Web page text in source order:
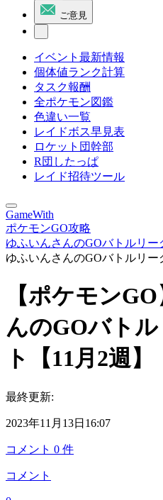
ご意見
イベント最新情報
個体値ランク計算
タスク報酬
全ポケモン図鑑
色違い一覧
レイドボス早見表
ロケット団幹部
R団したっぱ
レイド招待ツール
GameWith
ポケモンGO攻略
ゆふいんさんのGOバトルリ
ゆふいんさんのGOバトルリー
【ポケモン
んのGOバト
ト【11月2週】
最終更新:
2023年11月13日16:07
コメント 0 件
コメント